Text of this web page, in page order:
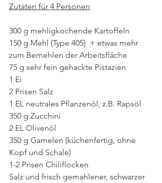
Zutaten für 4 Personen
300 g mehligkochende Kartoffeln
150 g Mehl (Type 405)  + etwas mehr
zum Bemehlen der Arbeitsfläche
75 g sehr fein gehackte Pistazien
1 Ei
2 Prisen Salz
1 EL neutrales Pflanzenöl, z.B. Rapsöl
350 g Zucchini
2 EL Olivenöl
350 g Garnelen (küchenfertig, ohne
Kopf und Schale)
1-2 Prisen Chiliflocken
Salz und frisch gemahlener, schwarzer